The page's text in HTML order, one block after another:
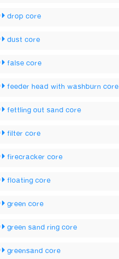
drop core
dust core
false core
feeder head with washburn core
fettling out sand core
filter core
firecracker core
floating core
green core
green sand ring core
greensand core